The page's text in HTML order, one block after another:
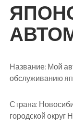
Название: Мой
обслуживанию
Страна:
городской округ